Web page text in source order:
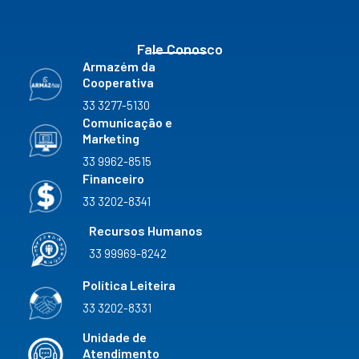
Fale Conosco
Armazém da
Cooperativa
33 3277-5130
Comunicação e
Marketing
33 9962-8515
Financeiro
33 3202-8341
Recursos Humanos
33 99969-8242
Política Leiteira
33 3202-8331
Unidade de
Atendimento